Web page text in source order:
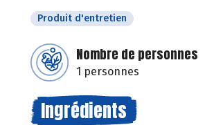
Produit d'entretien
Nombre de personnes
1 personnes
Ingrédients